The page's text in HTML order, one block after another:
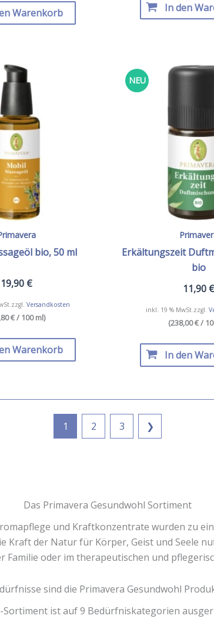
Warenkorb In den
bio, 50 ml
19,90 €
zzgl. Versandkosten
€ / 100 ml)
Warenkorb
NEU
Erkältungszeit
bio
11,90 €
inkl. 19 % MwSt.zzgl.
(238,00 € /
In den
1 2 3 ❯
Das Primavera Gesundwohl Sortiment
und Kraftkonzentrate wurden zu
Kraft der Natur für Körper, Geist und Seele
Familie oder im therapeutischen und
sind die Primavera Gesundwohl
Sortiment ist auf 9 Bedürfniskategorien